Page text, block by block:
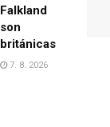
Falkland
son
británicas
7. 8. 2026